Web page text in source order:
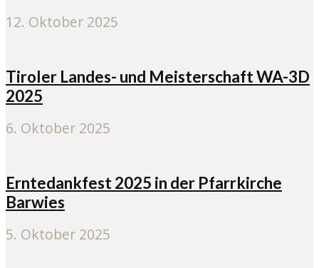
12. Oktober 2025
Tiroler Landes- und Meisterschaft WA-3D
2025
6. Oktober 2025
Erntedankfest 2025 in der Pfarrkirche
Barwies
5. Oktober 2025